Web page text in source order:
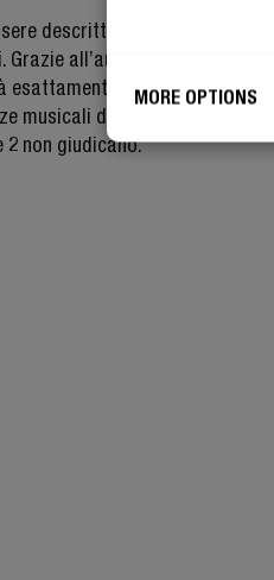
MORE OPTIONS
descritto come pieno, dai
all’audio intenso e
esattamente come si deve,
musicali di ciascuno. Dalla
2 non giudicano.